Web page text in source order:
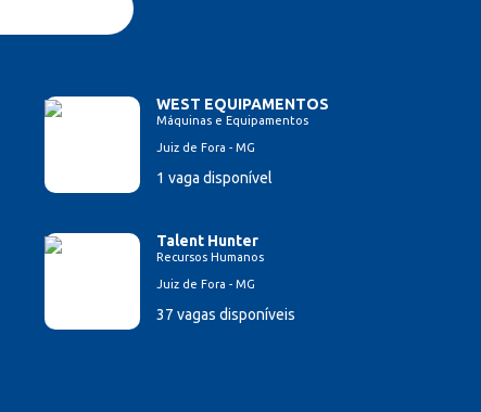
WEST EQUIPAMENTOS
Máquinas e Equipamentos
Juiz de Fora - MG
1 vaga disponível
Talent Hunter
Recursos Humanos
Juiz de Fora - MG
37 vagas disponíveis